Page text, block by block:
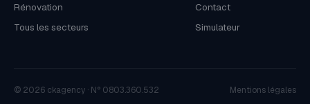
Rénovation
Tous les secteurs
Contact
Simulateur
© 2026 ckagency · N° 0803.360.532 Mentions légales